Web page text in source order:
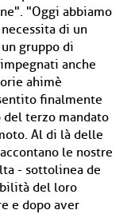
"Oggi abbiamo
di un
gruppo di
anche
ahimè
finalmente
terzo mandato
Al di là delle
le nostre
- sottolinea de
del loro
e dopo aver